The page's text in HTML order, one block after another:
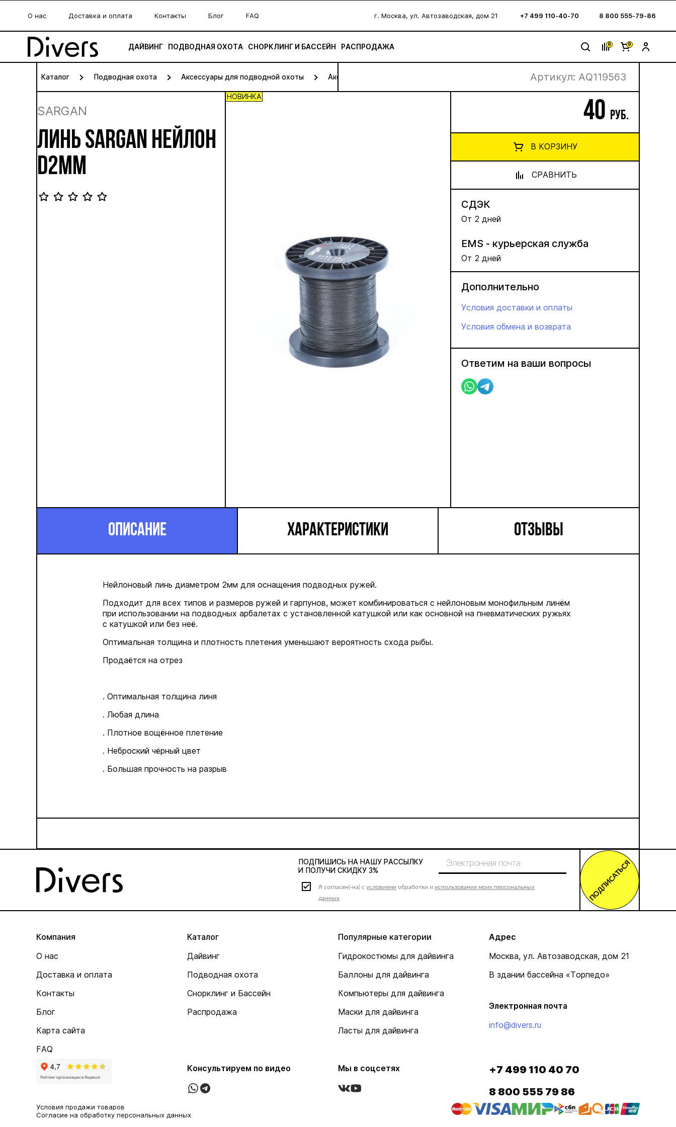
О нас Доставка и оплата Контакты Блог FAQ г. Москва, ул. Автозаводская, дом 21 +7 499 110-40-70 8 800 555-79-86
ДАЙВИНГ ПОДВОДНАЯ ОХОТА СНОРКЛИНГ И БАССЕЙН РАСПРОДАЖА 0 0
Каталог Подводная охота Аксессуары для подводной охоты Аксессуары для ружей Артикул: AQ119563
SARGAN
ЛИНЬ SARGAN НЕЙЛОН
D2ММ
НОВИНКА
40 руб.
В КОРЗИНУ
СРАВНИТЬ
СДЭК
От 2 дней
EMS - курьерская служба
От 2 дней
Дополнительно
Условия доставки и оплаты
Условия обмена и возврата
Ответим на ваши вопросы
ОПИСАНИЕ ХАРАКТЕРИСТИКИ ОТЗЫВЫ
Нейлоновый линь диаметром 2мм для оснащения подводных ружей.
Подходит для всех типов и размеров ружей и гарпунов, может комбинироваться с нейлоновым монофильным линём
при использовании на подводных арбалетах с установленной катушкой или как основной на пневматических ружьях
с катушкой или без неё.
Оптимальная толщина и плотность плетения уменьшают вероятность схода рыбы.
Продаётся на отрез
. Оптимальная толщина линя
. Любая длина
. Плотное вощённое плетение
. Неброский чёрный цвет
. Большая прочность на разрыв
ПОДПИШИСЬ НА НАШУ РАССЫЛКУ
И ПОЛУЧИ СКИДКУ 3%
Я согласен(-на) с условиями обработки и использования моих персональных
данных
ПОДПИСАТЬСЯ
Компания
О нас
Доставка и оплата
Контакты
Блог
Карта сайта
FAQ
Каталог
Дайвинг
Подводная охота
Снорклинг и Бассейн
Распродажа
Популярные категории
Гидрокостюмы для дайвинга
Баллоны для дайвинга
Компьютеры для дайвинга
Маски для дайвинга
Ласты для дайвинга
Адрес
Москва, ул. Автозаводская, дом 21
В здании бассейна «Торпедо»
Электронная почта
info@divers.ru
Консультируем по видео Мы в соцсетях
+7 499 110 40 70
8 800 555 79 86
Условия продажи товаров
Согласие на обработку персональных данных